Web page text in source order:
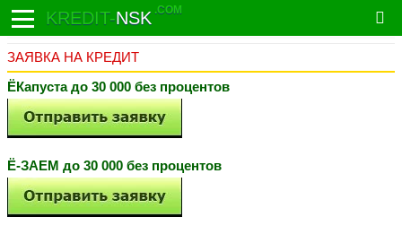
KREDIT-NSK .COM
ЗАЯВКА НА КРЕДИТ
ЁКапуста до 30 000 без процентов
Ё-ЗАЕМ до 30 000 без процентов